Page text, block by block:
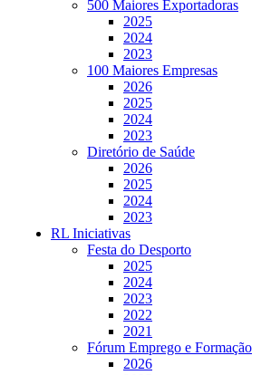
500 Maiores Exportadoras
2025
2024
2023
100 Maiores Empresas
2026
2025
2024
2023
Diretório de Saúde
2026
2025
2024
2023
RL Iniciativas
Festa do Desporto
2025
2024
2023
2022
2021
Fórum Emprego e Formação
2026